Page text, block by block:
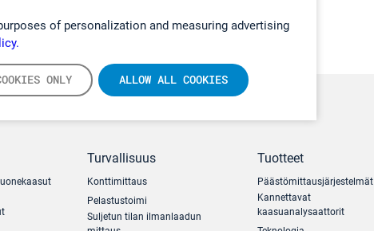
of personalization and measuring advertising
ONLY ALLOW ALL COOKIES
Turvallisuus
Konttimittaus
Pelastustoimi
Suljetun tilan ilmanlaadun
Tuotteet
Päästömittausjärjestelmät
Kannettavat
kaasuanalysaattorit